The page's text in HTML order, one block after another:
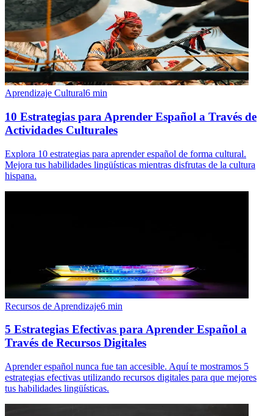
Aprendizaje Cultural6 min
10 Estrategias para Aprender Español a Través de
Actividades Culturales
Explora 10 estrategias para aprender español de forma cultural.
Mejora tus habilidades lingüísticas mientras disfrutas de la cultura
hispana.
Recursos de Aprendizaje6 min
5 Estrategias Efectivas para Aprender Español a
Través de Recursos Digitales
Aprender español nunca fue tan accesible. Aquí te mostramos 5
estrategias efectivas utilizando recursos digitales para que mejores
tus habilidades lingüísticas.